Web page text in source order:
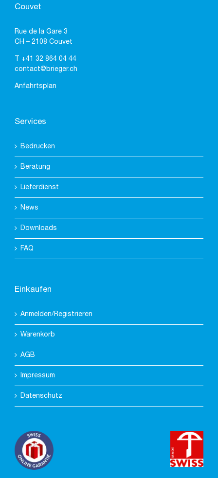
Couvet
Rue de la Gare 3
CH – 2108 Couvet
+41 32 864 04 44
contact@brieger.ch
Anfahrtsplan
Services
Bedrucken
Beratung
Lieferdienst
News
Downloads
FAQ
Einkaufen
Anmelden/Registrieren
Warenkorb
AGB
Impressum
Datenschutz